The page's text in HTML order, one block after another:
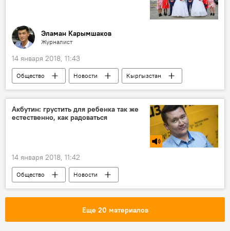
Эламан Карымшаков
Журналист
14 января 2018, 11:43
Общество Новости
Кыргызстан
Джалал-Абадская область
близнецы
женитьба
бракосочетание
Акбутин: грустить для ребенка так же
естественно, как радоваться
14 января 2018, 11:42
Общество
Новости
Радио Sputnik Кыргызстан
ребенок
Психодром. Советы профессионального психолога
Еще 20 материалов